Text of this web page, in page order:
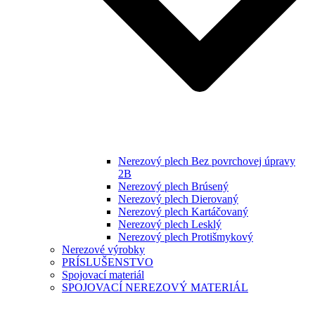
Nerezový plech Bez povrchovej úpravy
2B
Nerezový plech Brúsený
Nerezový plech Dierovaný
Nerezový plech Kartáčovaný
Nerezový plech Lesklý
Nerezový plech Protišmykový
Nerezové výrobky
PRÍSLUŠENSTVO
Spojovací materiál
SPOJOVACÍ NEREZOVÝ MATERIÁL